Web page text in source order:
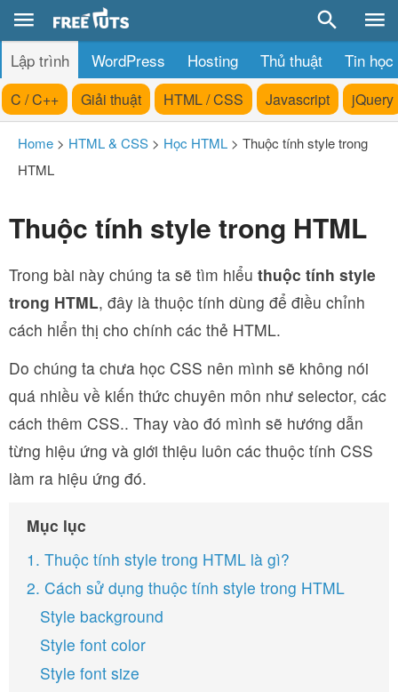
Lập trình WordPress Hosting Thủ thuật Tin học
C / C++ Giải thuật HTML / CSS Javascript jQuery
Home > HTML & CSS > Học HTML > Thuộc tính style trong
HTML
Thuộc tính style trong HTML
Trong bài này chúng ta sẽ tìm hiểu thuộc tính style
trong HTML, đây là thuộc tính dùng để điều chỉnh
cách hiển thị cho chính các thẻ HTML.
Do chúng ta chưa học CSS nên mình sẽ không nói
quá nhiều về kiến thức chuyên môn như selector, các
cách thêm CSS.. Thay vào đó mình sẽ hướng dẫn
từng hiệu ứng và giới thiệu luôn các thuộc tính CSS
làm ra hiệu ứng đó.
Mục lục
1. Thuộc tính style trong HTML là gì?
2. Cách sử dụng thuộc tính style trong HTML
Style background
Style font color
Style font size